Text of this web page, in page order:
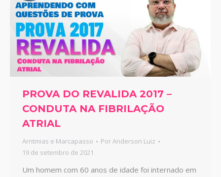
PROVA DO REVALIDA 2017 –
CONDUTA NA FIBRILAÇÃO
ATRIAL
Arritmias e Marcapasso PorAnderson Luiz
19 de setembro de 2021
Um homem com 60 anos de idade foi internado em